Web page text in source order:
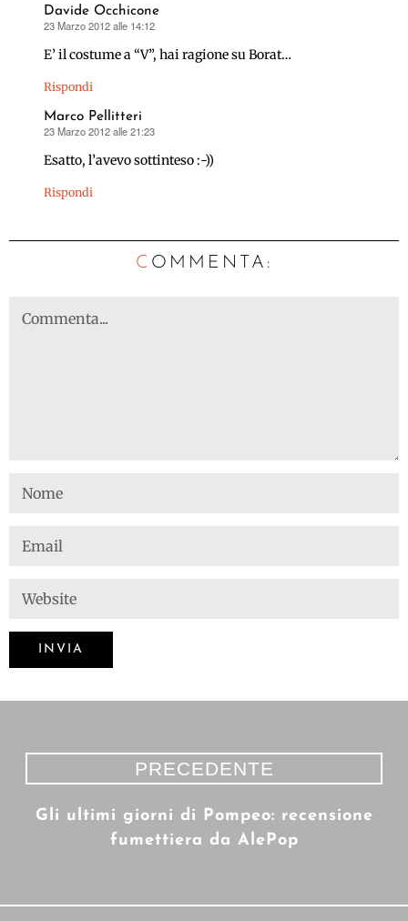
Davide Occhicone
ha
detto:
23 Marzo 2012 alle 14:12
E’ il costume a “V”, hai ragione su Borat…
Rispondi
Marco Pellitteri
ha
detto:
23 Marzo 2012 alle 21:23
Esatto, l’avevo sottinteso :-))
Rispondi
C OMMENTA:
PRECEDENTE
Gli ultimi giorni di Pompeo: recensione
fumettiera da AlePop